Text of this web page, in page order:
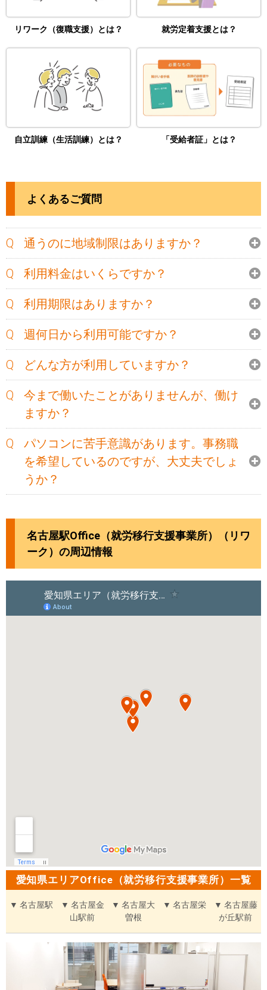
リワーク（復職支援）とは？ 就労定着支援とは？
自立訓練（生活訓練）とは？ 「受給者証」とは？
よくあるご質問
通うのに地域制限はありますか？
利用料金はいくらですか？
利用期限はありますか？
週何日から利用可能ですか？
どんな方が利用していますか？
今まで働いたことがありませんが、働け
ますか？
パソコンに苦手意識があります。事務職
を希望しているのですが、大丈夫でしょ
うか？
名古屋駅Office（就労移行支援事業所）（リワ
ーク）の周辺情報
愛知県エリアOffice（就労移行支援事業所）一覧
▼ 名古屋駅
▼ 名古屋金
山駅前
▼ 名古屋大
曽根
▼ 名古屋栄
▼ 名古屋藤
が丘駅前